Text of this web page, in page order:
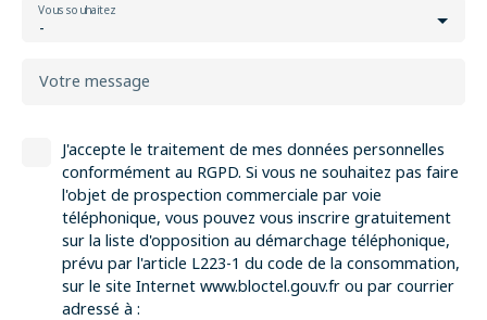
-
Vous souhaitez
Votre message
J'accepte le traitement de mes données personnelles
conformément au RGPD. Si vous ne souhaitez pas faire
l'objet de prospection commerciale par voie
téléphonique, vous pouvez vous inscrire gratuitement
sur la liste d'opposition au démarchage téléphonique,
prévu par l'article L223-1 du code de la consommation,
sur le site Internet www.bloctel.gouv.fr ou par courrier
adressé à :